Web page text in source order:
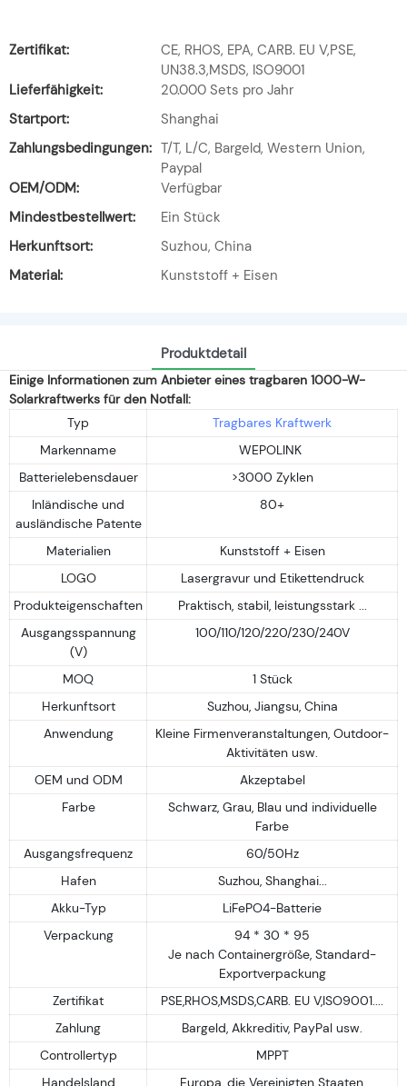
Zertifikat:
CE, RHOS, EPA, CARB. EU V,PSE,
UN38.3,MSDS, ISO9001
Lieferfähigkeit:
20.000 Sets pro Jahr
Startport:
Shanghai
Zahlungsbedingungen: T/T, L/C, Bargeld, Western Union,
Paypal
OEM/ODM:
Verfügbar
Mindestbestellwert:
Ein Stück
Herkunftsort:
Suzhou, China
Material:
Kunststoff + Eisen
Produktdetail
Einige Informationen zum Anbieter eines tragbaren 1000-W-
Solarkraftwerks für den Notfall:
Typ
Tragbares Kraftwerk
Markenname
WEPOLINK
Batterielebensdauer
>3000 Zyklen
Inländische und
ausländische Patente
80+
Materialien
Kunststoff + Eisen
LOGO
Lasergravur und Etikettendruck
Produkteigenschaften
Praktisch, stabil, leistungsstark ...
Ausgangsspannung
(V)
100/110/120/220/230/240V
MOQ
1 Stück
Herkunftsort
Suzhou, Jiangsu, China
Anwendung
Kleine Firmenveranstaltungen, Outdoor-
Aktivitäten usw.
OEM und ODM
Akzeptabel
Farbe
Schwarz, Grau, Blau und individuelle
Farbe
Ausgangsfrequenz
60/50Hz
Hafen
Suzhou, Shanghai...
Akku-Typ
LiFePO4-Batterie
Verpackung
94 * 30 * 95
Je nach Containergröße, Standard-
Exportverpackung
Zertifikat
PSE,RHOS,MSDS,CARB. EU V,ISO9001....
Zahlung
Bargeld, Akkreditiv, PayPal usw.
Controllertyp
MPPT
Handelsland
Europa, die Vereinigten Staaten,